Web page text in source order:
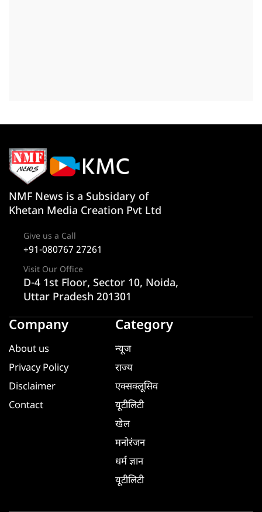
NMF News is a Subsidary of
Khetan Media Creation Pvt Ltd
Give us a Call
+91-080767 27261
Visit Our Office
D-4 1st Floor, Sector 10, Noida,
Uttar Pradesh 201301
Company
About us
Privacy Policy
Disclaimer
Contact
Category
न्यूज
राज्य
एक्सक्लूसिव
यूटीलिटी
खेल
मनोरंजन
धर्म ज्ञान
यूटीलिटी